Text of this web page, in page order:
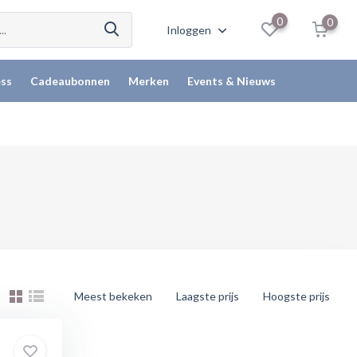
Inloggen
0 0
Cadeaubonnen Merken Events & Nieuws
Meest bekeken Laagste prijs Hoogste prijs